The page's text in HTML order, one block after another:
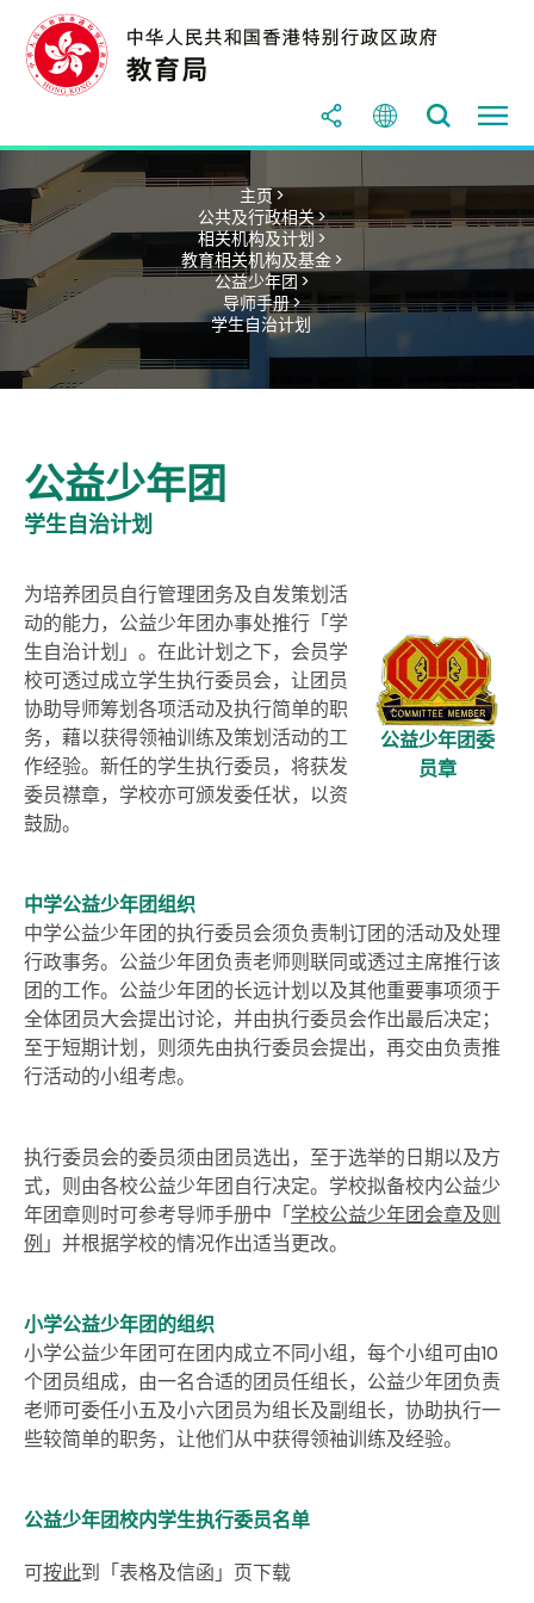
主页 >
公共及行政相关 >
相关机构及计划 >
教育相关机构及基金 >
公益少年团 >
导师手册 >
学生自治计划
公益少年团
学生自治计划
为培养团员自行管理团务及自发策划活
动的能力， 公益少年团办事处推行「学
生自治计划」。在此计划之下，会员学
校可透过成立学生执行委员会，让团员
协助导师筹划各项活动及执行简单的职
务，藉以获得领袖训练及策划活动的工
作经验。新任的学生执行委员，将获发
委员襟章，学校亦可颁发委任状，以资
鼓励。
公益少年团委
员章
中学公益少年团组织
中学公益少年团的执行委员会须负责制订团的活动及处理
行政事务。公益少年团负责老师则联同或透过主席推行该
团的工作。公益少年团的长远计划以及其他重要事项须于
全体团员大会提出讨论，并由执行委员会作出最后决定；
至于短期计划，则须先由执行委员会提出，再交由负责推
行活动的小组考虑。
执行委员会的委员须由团员选出，至于选举的日期以及方
式，则由各校公益少年团自行决定。学校拟备校内公益少
年团章则时可参考导师手册中「学校公益少年团会章及则
例 」并根据学校的情况作出适当更改。
小学公益少年团的组织
小学公益少年团可在团内成立不同小组，每个小组可由10
个团员组成， 由一名合适的团员任组长，公益少年团负责
老师可委任小五及小六团员为组长及副组长，协助执行一
些较简单的职务，让他们从中获得领袖训练及经验。
公益少年团校内学生执行委员名单
可按此到「表格及信函」页下载